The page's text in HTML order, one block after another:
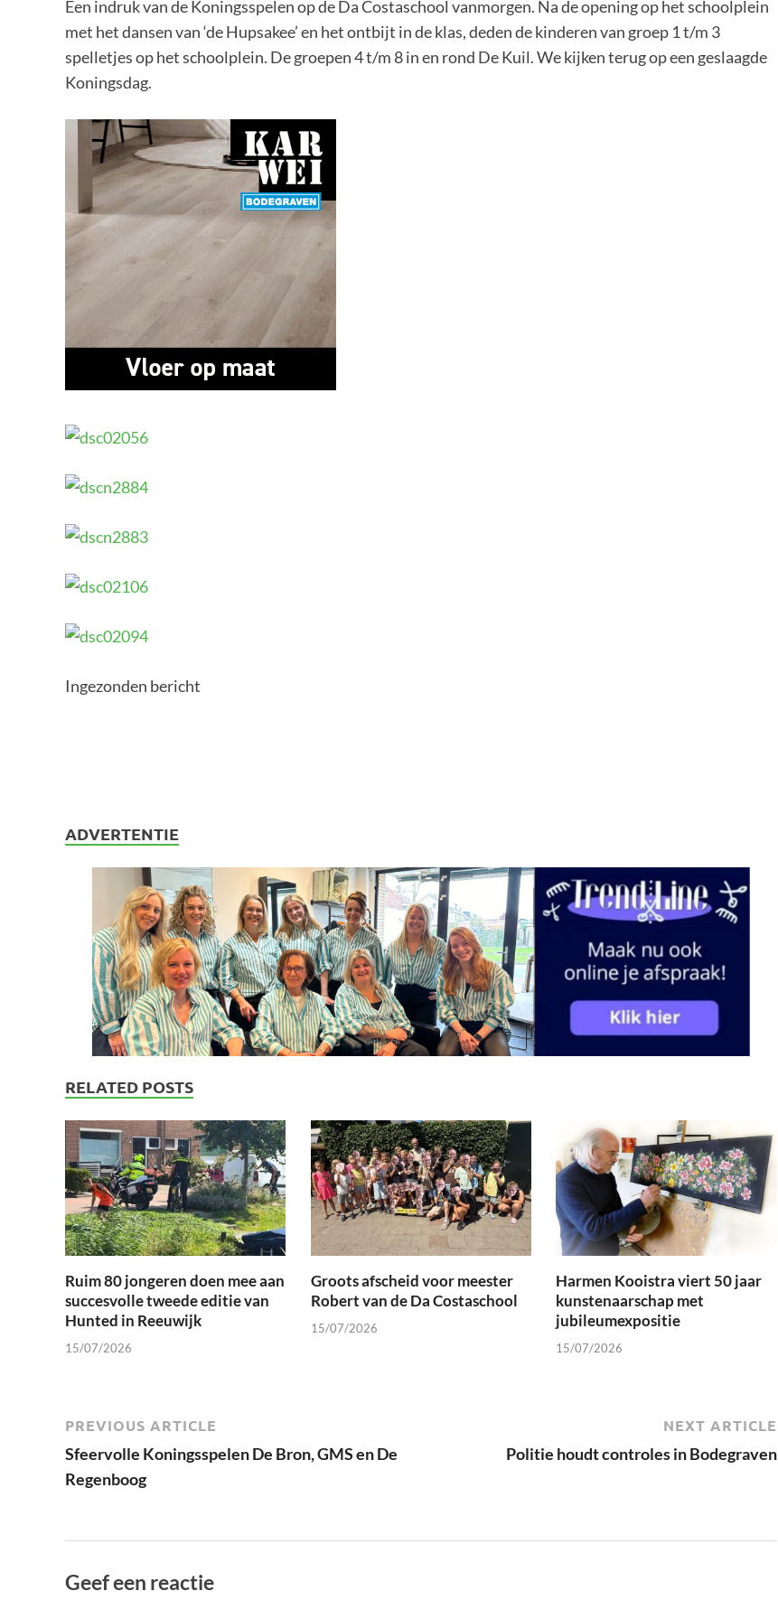
Een indruk van de Koningsspelen op de Da Costaschool vanmorgen. Na de opening op het schoolplein
met het dansen van ‘de Hupsakee’ en het ontbijt in de klas, deden de kinderen van groep 1 t/m 3
spelletjes op het schoolplein. De groepen 4 t/m 8 in en rond De Kuil. We kijken terug op een geslaagde
Koningsdag.
Ingezonden bericht
ADVERTENTIE
RELATED POSTS
Ruim 80 jongeren doen mee aan
succesvolle tweede editie van
Hunted in Reeuwijk
15/07/2026
Groots afscheid voor meester
Robert van de Da Costaschool
15/07/2026
Harmen Kooistra viert 50 jaar
kunstenaarschap met
jubileumexpositie
15/07/2026
PREVIOUS ARTICLE
Sfeervolle Koningsspelen De Bron, GMS en De
Regenboog
NEXT ARTICLE
Politie houdt controles in Bodegraven
Geef een reactie